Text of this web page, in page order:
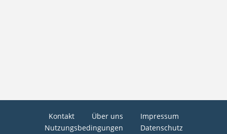
Kontakt Über uns
Impressum
Nutzungsbedingungen
Datenschutz